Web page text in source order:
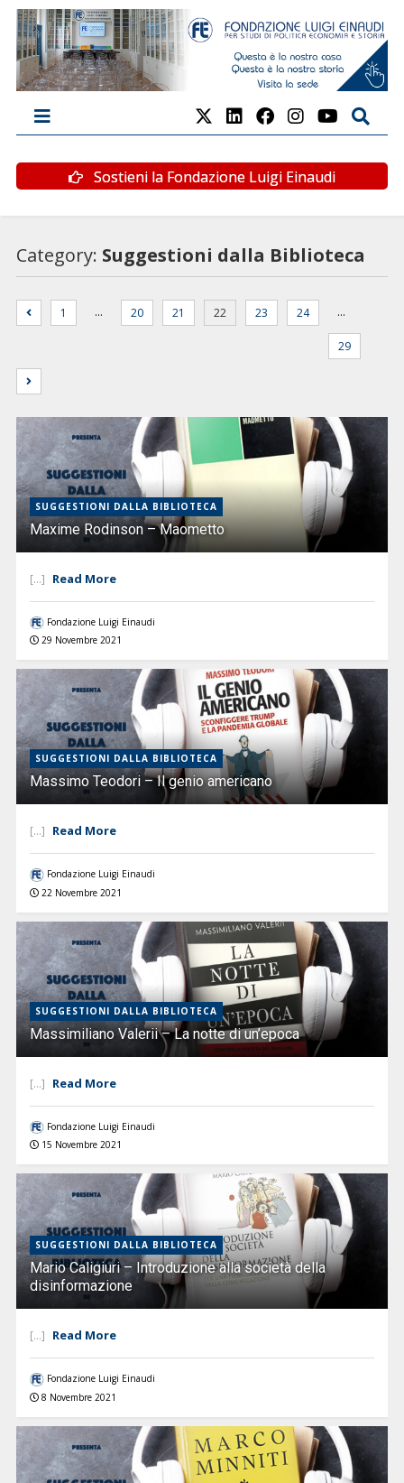
Sostieni la Fondazione Luigi Einaudi
Category: Suggestioni dalla Biblioteca
1 … 20 21 22 23 24 …
29
SUGGESTIONI DALLA BIBLIOTECA
Maxime Rodinson – Maometto
[...] Read More
Fondazione Luigi Einaudi
29 Novembre 2021
SUGGESTIONI DALLA BIBLIOTECA
Massimo Teodori – Il genio americano
[...] Read More
Fondazione Luigi Einaudi
22 Novembre 2021
SUGGESTIONI DALLA BIBLIOTECA
Massimiliano Valerii – La notte di un’epoca
[...] Read More
Fondazione Luigi Einaudi
15 Novembre 2021
SUGGESTIONI DALLA BIBLIOTECA
Mario Caligiuri – Introduzione alla società della
disinformazione
[...] Read More
Fondazione Luigi Einaudi
8 Novembre 2021